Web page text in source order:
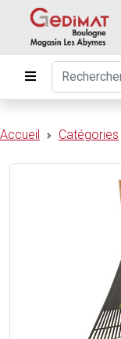
Accueil Catégories